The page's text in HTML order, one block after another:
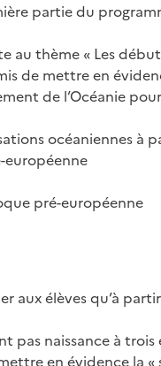
partie du
au thème « Les
de mettre en
de l’Océanie
océaniennes à
européenne
pré-européenne
aux élèves qu’à
pas naissance à
en évidence